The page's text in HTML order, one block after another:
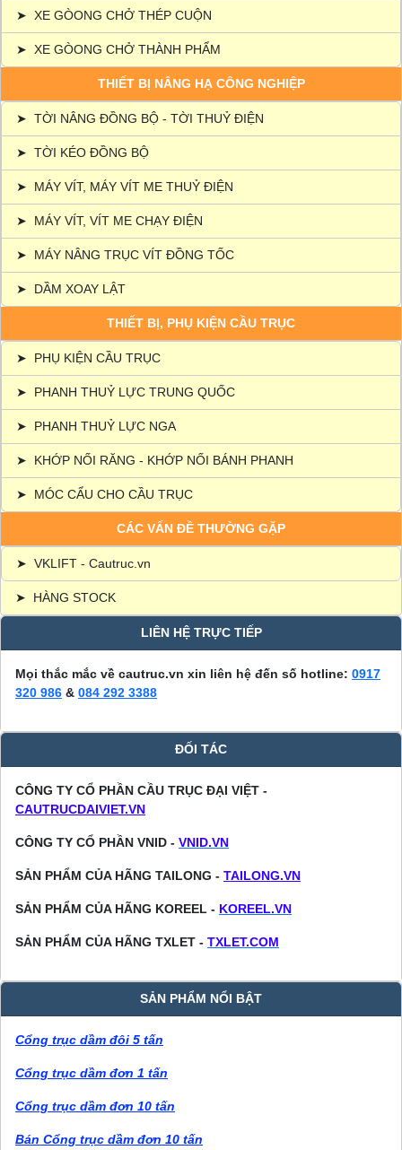
➤ XE GÒONG CHỞ THÉP CUỘN
➤ XE GÒONG CHỞ THÀNH PHẨM
THIẾT BỊ NÂNG HẠ CÔNG NGHIỆP
➤ TỜI NÂNG ĐỒNG BỘ - TỜI THUỶ ĐIỆN
➤ TỜI KÉO ĐỒNG BỘ
➤ MÁY VÍT, MÁY VÍT ME THUỶ ĐIỆN
➤ MÁY VÍT, VÍT ME CHẠY ĐIỆN
➤ MÁY NÂNG TRỤC VÍT ĐỒNG TỐC
➤ DẦM XOAY LẬT
THIẾT BỊ, PHỤ KIỆN CẦU TRỤC
➤ PHỤ KIỆN CẦU TRỤC
➤ PHANH THUỶ LỰC TRUNG QUỐC
➤ PHANH THUỶ LỰC NGA
➤ KHỚP NỐI RĂNG - KHỚP NỐI BÁNH PHANH
➤ MÓC CẨU CHO CẦU TRỤC
CÁC VẤN ĐỀ THƯỜNG GẶP
➤ VKLIFT - Cautruc.vn
➤ HÀNG STOCK
LIÊN HỆ TRỰC TIẾP
Mọi thắc mắc về cautruc.vn xin liên hệ đến số hotline: 0917
320 986 & 084 292 3388
ĐỐI TÁC
CÔNG TY CỔ PHẦN CẦU TRỤC ĐẠI VIỆT -
CAUTRUCDAIVIET.VN
CÔNG TY CỔ PHẦN VNID - VNID.VN
SẢN PHẨM CỦA HÃNG TAILONG - TAILONG.VN
SẢN PHẨM CỦA HÃNG KOREEL - KOREEL.VN
SẢN PHẨM CỦA HÃNG TXLET - TXLET.COM
SẢN PHẨM NỔI BẬT
Cổng trục dầm đôi 5 tấn
Cổng trục dầm đơn 1 tấn
Cổng trục dầm đơn 10 tấn
Bán Cổng trục dầm đơn 10 tấn